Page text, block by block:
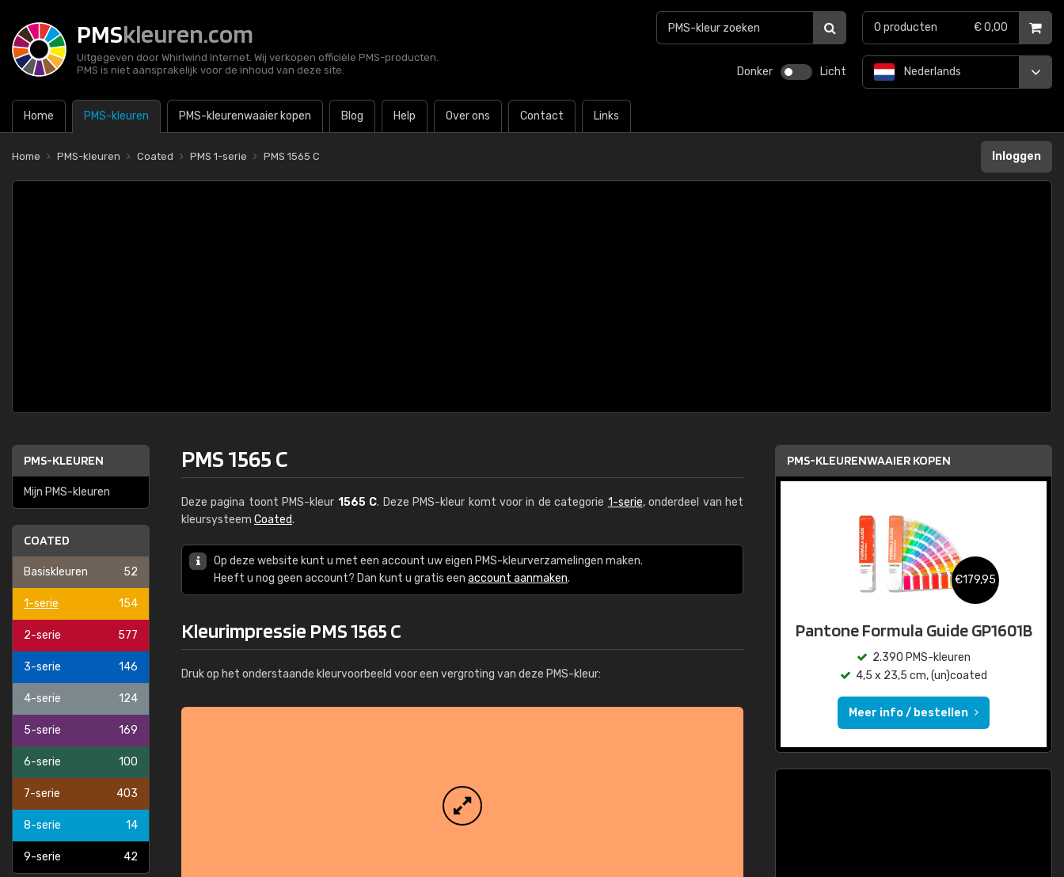
PMSkleuren.com
Uitgegeven door Whirlwind Internet. Wij verkopen officiële PMS-producten.
PMS is niet aansprakelijk voor de inhoud van deze site.
Donker Licht
Home PMS-kleuren PMS-kleurenwaaier kopen Blog Help Over ons Contact Links
Nederlands
0 producten € 0,00
Home PMS-kleuren Coated PMS 1-serie PMS 1565 C Inloggen
PMS-KLEUREN
Mijn PMS-kleuren
COATED
Basiskleuren 52
1-serie 154
2-serie 577
3-serie 146
4-serie 124
5-serie 169
6-serie 100
7-serie 403
8-serie 14
9-serie 42
PMS 1565 C
Deze pagina toont PMS-kleur 1565 C. Deze PMS-kleur komt voor in de categorie 1-serie, onderdeel van het
kleursysteem Coated.
Op deze website kunt u met een account uw eigen PMS-kleurverzamelingen maken.
Heeft u nog geen account? Dan kunt u gratis een account aanmaken.
Kleurimpressie PMS 1565 C
Druk op het onderstaande kleurvoorbeeld voor een vergroting van deze PMS-kleur:
PMS-KLEURENWAAIER KOPEN
€179,95
Pantone Formula Guide GP1601B
2.390 PMS-kleuren
4,5 x 23,5 cm, (un)coated
Meer info / bestellen